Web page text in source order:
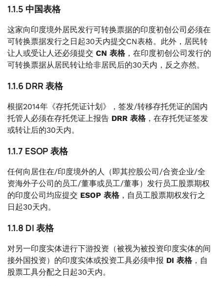
1.1.5 中国表格
这家向印度境外居民发行可转换票据的印度初创公司必须在
可转换票据发行之日起30天内提交CN表格。此外，居民转
让人或受让人还必须提交 CN 表格 ，在印度初创公司发行的
可转换票据从居民转让给非居民后的30天内，反之亦然。
1.1.6 DRR 表格
根据2014年《存托凭证计划》，签发/转移存托凭证的国内
托管人必须在存托凭证上报告 DRR 表格 ，在存托凭证签发
或转让后的30天内。
1.1.7 ESOP 表格
任何向居住在/印度境外的人（即其控股公司/合资企业/全
资海外子公司的员工/董事或员工/董事）发行员工股票期权
的印度公司均应提交 ESOP 表格 ，自员工股票期权发行之
日起30天内。
1.1.8 DI 表格
对另一印度实体进行下游投资（被视为被投资印度实体的间
接外国投资）的印度实体或投资工具必须申报 DI 表格 ，自
股票工具分配之日起30天内。